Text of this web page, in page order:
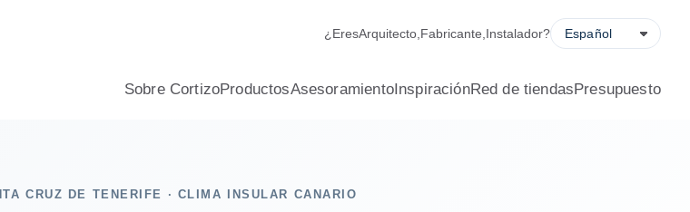
confort y presupuesto profesional.
¿EresArquitecto Fabricante Instalador?
Sobre CortizoProductosAsesoramientoInspiraciónRed de tiendasPresupuesto
CRUZ DE TENERIFE · CLIMA INSULAR CANARIO